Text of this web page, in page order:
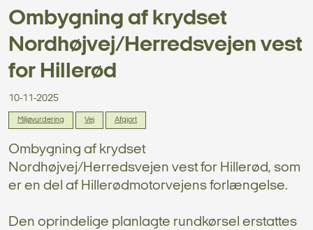
Ombygning af krydset
Nordhøjvej/Herredsvejen vest
for Hillerød
10-11-2025
Miljøvurdering Vej Afgjort
Ombygning af krydset
Nordhøjvej/Herredsvejen vest for Hillerød, som
er en del af Hillerødmotorvejens forlængelse.
Den oprindelige planlagte rundkørsel erstattes